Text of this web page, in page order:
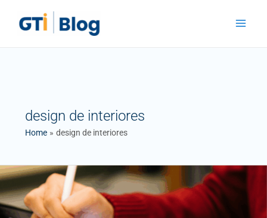
content
design de interiores
Home design de interiores
Desenho
Tridimensional
em
SketchUp: